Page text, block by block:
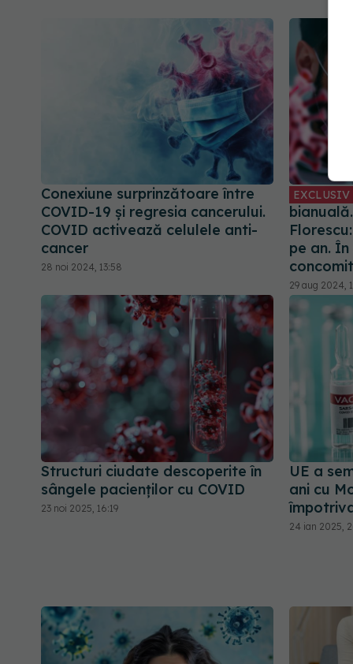
Conexiune surprinzătoare între
COVID-19 și regresia cancerului.
COVID activează celulele anti-
cancer
28 noi 2024, 13:58
EXCLUSIV
pe an.
29 aug 2024,
Structuri ciudate descoperite în
sângele pacienților cu COVID
23 noi 2025, 16:19
UE a
ani cu
24 ian 2025,